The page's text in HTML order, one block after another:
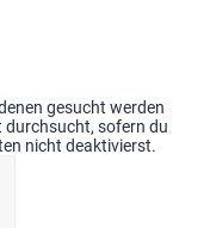
gesucht werden
sofern du
nicht deaktivierst.